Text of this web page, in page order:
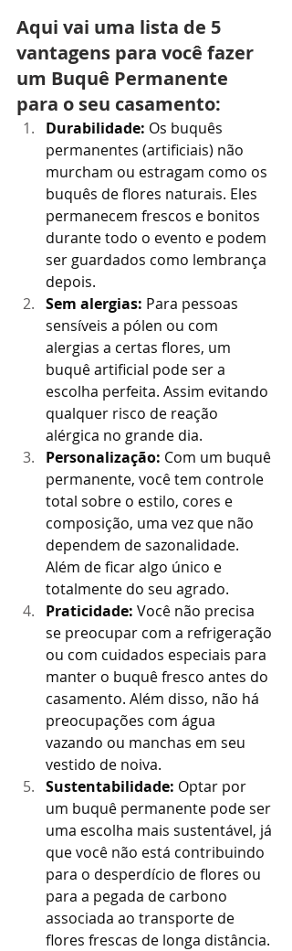
Aqui vai uma lista de 5
vantagens para você fazer
um Buquê Permanente
para o seu casamento:
Durabilidade: Os buquês
permanentes (artificiais) não
murcham ou estragam como os
buquês de flores naturais. Eles
permanecem frescos e bonitos
durante todo o evento e podem
ser guardados como lembrança
depois.
Sem alergias: Para pessoas
sensíveis a pólen ou com
alergias a certas flores, um
buquê artificial pode ser a
escolha perfeita. Assim evitando
qualquer risco de reação
alérgica no grande dia.
Personalização: Com um buquê
permanente, você tem controle
total sobre o estilo, cores e
composição, uma vez que não
dependem de sazonalidade.
Além de ficar algo único e
totalmente do seu agrado.
Praticidade: Você não precisa
se preocupar com a refrigeração
ou com cuidados especiais para
manter o buquê fresco antes do
casamento. Além disso, não há
preocupações com água
vazando ou manchas em seu
vestido de noiva.
Sustentabilidade: Optar por
um buquê permanente pode ser
uma escolha mais sustentável, já
que você não está contribuindo
para o desperdício de flores ou
para a pegada de carbono
associada ao transporte de
flores frescas de longa distância.